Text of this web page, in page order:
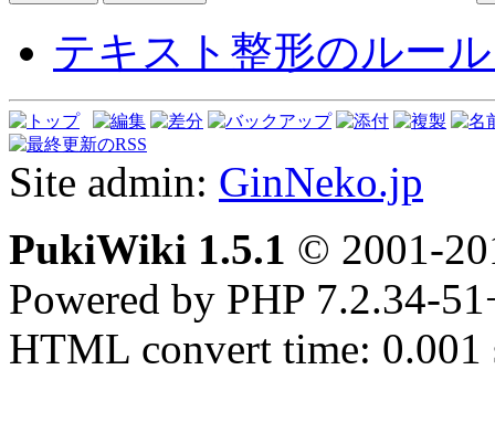
テキスト整形のルー
Site admin: GinNeko.jp
PukiWiki 1.5.1 © 2001-
Powered by PHP 7.2.34-
HTML convert time: 0.001